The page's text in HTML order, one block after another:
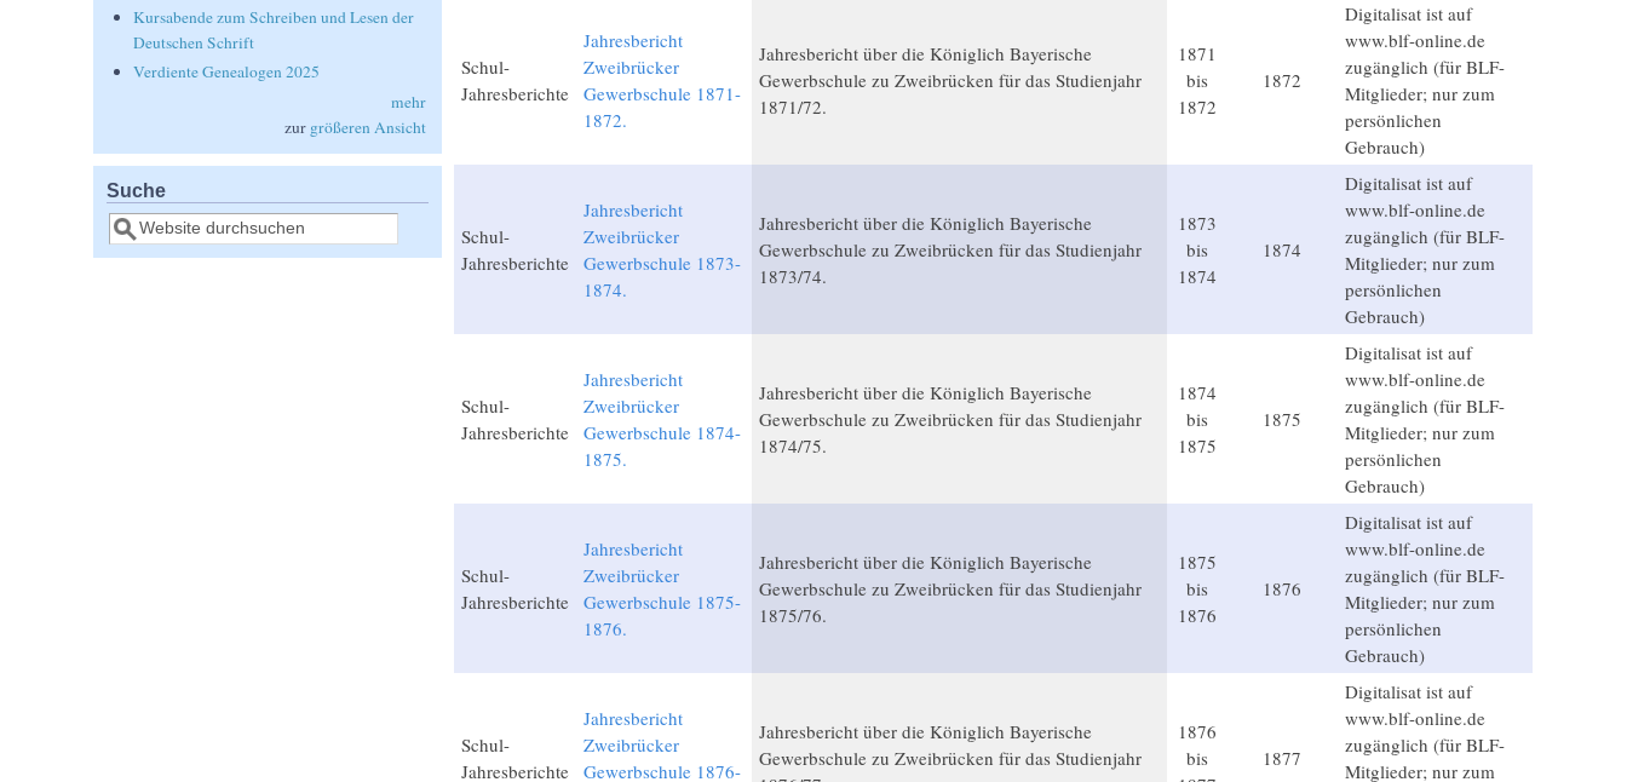
Schul-
Jahresberichte
Jahresbericht
Zweibrücker
Gewerbschule 1871-
1872.
Jahresbericht über die Königlich Bayerische
Gewerbschule zu Zweibrücken für das Studienjahr
1871/72.
1871
bis
1872
1872
Digitalisat ist auf
www.blf-online.de
zugänglich (für BLF-
Mitglieder; nur zum
persönlichen
Gebrauch)
Schul-
Jahresberichte
Jahresbericht
Zweibrücker
Gewerbschule 1873-
1874.
Jahresbericht über die Königlich Bayerische
Gewerbschule zu Zweibrücken für das Studienjahr
1873/74.
1873
bis
1874
1874
Digitalisat ist auf
www.blf-online.de
zugänglich (für BLF-
Mitglieder; nur zum
persönlichen
Gebrauch)
Schul-
Jahresberichte
Jahresbericht
Zweibrücker
Gewerbschule 1874-
1875.
Jahresbericht über die Königlich Bayerische
Gewerbschule zu Zweibrücken für das Studienjahr
1874/75.
1874
bis
1875
1875
Digitalisat ist auf
www.blf-online.de
zugänglich (für BLF-
Mitglieder; nur zum
persönlichen
Gebrauch)
Schul-
Jahresberichte
Jahresbericht
Zweibrücker
Gewerbschule 1875-
1876.
Jahresbericht über die Königlich Bayerische
Gewerbschule zu Zweibrücken für das Studienjahr
1875/76.
1875
bis
1876
1876
Digitalisat ist auf
www.blf-online.de
zugänglich (für BLF-
Mitglieder; nur zum
persönlichen
Gebrauch)
Schul-
Jahresberichte
Jahresbericht
Zweibrücker
Gewerbschule 1876-
Jahresbericht über die Königlich Bayerische
Gewerbschule zu Zweibrücken für das Studienjahr
1876
bis
1877
Digitalisat ist auf
www.blf-online.de
zugänglich (für BLF-
Mitglieder; nur zum
Kursabende zum Schreiben und Lesen der
Deutschen Schrift
Verdiente Genealogen 2025
mehr
zur größeren Ansicht
Suche
Suche